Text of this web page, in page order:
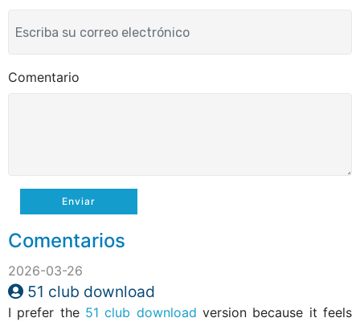
Comentario
Enviar
Comentarios
2026-03-26
51 club download
I prefer the 51 club download version because it feels